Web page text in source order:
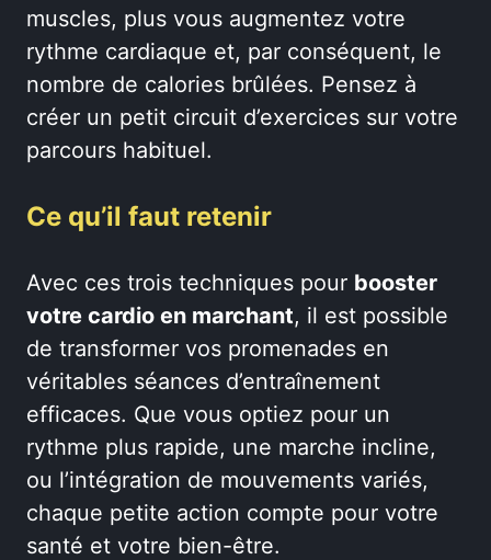
muscles, plus vous augmentez votre
rythme cardiaque et, par conséquent, le
nombre de calories brûlées. Pensez à
créer un petit circuit d’exercices sur votre
parcours habituel.
Ce qu’il faut retenir
Avec ces trois techniques pour booster
votre cardio en marchant, il est possible
de transformer vos promenades en
véritables séances d’entraînement
efficaces. Que vous optiez pour un
rythme plus rapide, une marche incline,
ou l’intégration de mouvements variés,
chaque petite action compte pour votre
santé et votre bien-être.